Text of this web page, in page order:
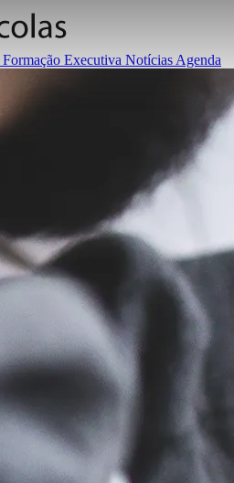
Formação Executiva Notícias Agenda